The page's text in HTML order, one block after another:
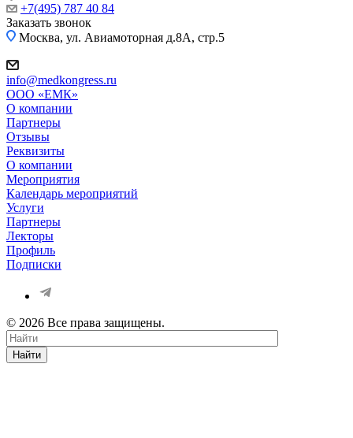
+7(495) 787 40 84
Заказать звонок
Москва, ул. Авиамоторная д.8А, стр.5
info@medkongress.ru
OOO «ЕМК»
О компании
Партнеры
Отзывы
Реквизиты
О компании
Мероприятия
Календарь мероприятий
Услуги
Партнеры
Лекторы
Профиль
Подписки
© 2026 Все права защищены.
Найти